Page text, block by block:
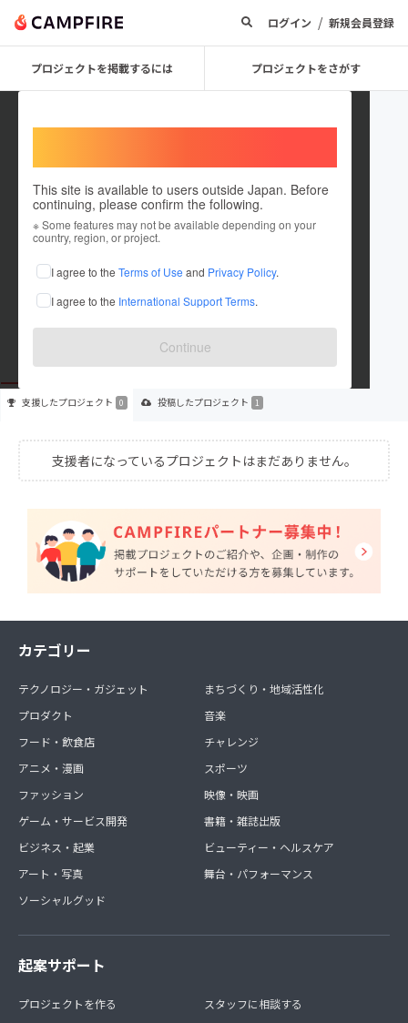
ログイン / 新規会員登録
プロジェクトを掲載するには プロジェクトをさがす
This site is available to users outside Japan. Before
continuing, please confirm the following.
※ Some features may not be available depending on your
country, region, or project.
I agree to the Terms of Use and Privacy Policy.
I agree to the International Support Terms.
Continue
qoopusa_shopselect_net
これまでに1件のプロジェクトを投稿しています
在住国：未設定
出身国：未設定
支援したプロジェクト 0 投稿したプロジェクト 1
支援者になっているプロジェクトはまだありません。
カテゴリー
テクノロジー・ガジェット
プロダクト
フード・飲食店
アニメ・漫画
ファッション
ゲーム・サービス開発
ビジネス・起業
アート・写真
ソーシャルグッド
まちづくり・地域活性化
音楽
チャレンジ
スポーツ
映像・映画
書籍・雑誌出版
ビューティー・ヘルスケア
舞台・パフォーマンス
起案サポート
プロジェクトを作る
スタッフに相談する